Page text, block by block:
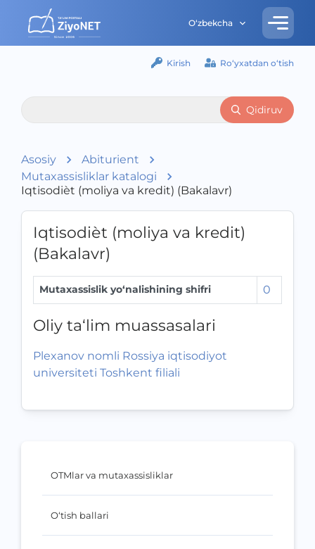
O‘zbekcha
Kirish Ro‘yxatdan o‘tish
Qidiruv
Asosiy
Abiturient
Mutaxassisliklar katalogi
Iqtisodiѐt (moliya va kredit) (Bakalavr)
OTMlar va mutaxassisliklar
O‘tish ballari
Iqtisodiѐt (moliya va kredit)
(Bakalavr)
Mutaxassislik yo‘nalishining shifri 0
Oliy ta‘lim muassasalari
Plexanov nomli Rossiya iqtisodiyot
universiteti Toshkent filiali